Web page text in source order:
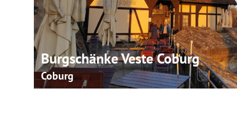
Burgschänke Veste Coburg
Coburg